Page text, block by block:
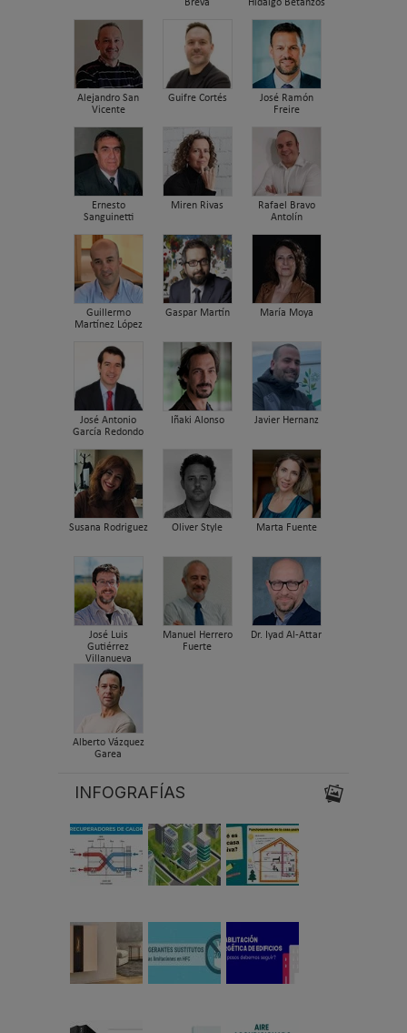
Breva Hidalgo Betanzos
Alejandro San
Vicente
Guifre Cortés
José Ramón
Freire
Ernesto
Sanguinetti
Miren Rivas
Rafael Bravo
Antolín
Guillermo
Martínez López
Gaspar Martín María Moya
José Antonio
García Redondo
Iñaki Alonso Javier Hernanz
Susana Rodriguez Oliver Style Marta Fuente
José Luis
Gutiérrez
Villanueva
Manuel Herrero
Fuerte
Dr. Iyad Al-Attar
Alberto Vázquez
Garea
INFOGRAFÍAS